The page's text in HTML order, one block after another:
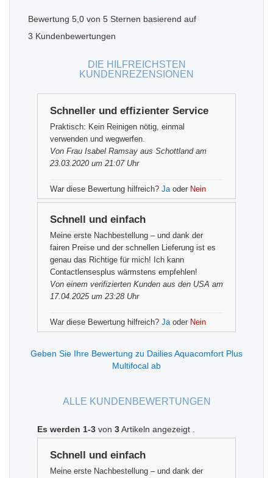
Bewertung 5,0 von 5 Sternen basierend auf
3 Kundenbewertungen
DIE HILFREICHSTEN
KUNDENREZENSIONEN
Schneller und effizienter Service
Praktisch: Kein Reinigen nötig, einmal
verwenden und wegwerfen.
Von Frau Isabel Ramsay aus Schottland am
23.03.2020 um 21:07 Uhr
War diese Bewertung hilfreich? Jaoder Nein
Schnell und einfach
Meine erste Nachbestellung – und dank der
fairen Preise und der schnellen Lieferung ist es
genau das Richtige für mich! Ich kann
Contactlensesplus wärmstens empfehlen!
Von einem verifizierten Kunden aus den USA am
17.04.2025 um 23:28 Uhr
War diese Bewertung hilfreich? Jaoder Nein
Geben Sie Ihre Bewertung zu Dailies Aquacomfort Plus
Multifocal ab
ALLE KUNDENBEWERTUNGEN
Es werden 1-3 von 3Artikeln angezeigt .
Schnell und einfach
Meine erste Nachbestellung – und dank der